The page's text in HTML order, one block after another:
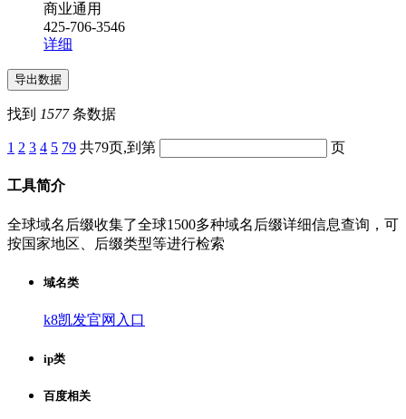
商业通用
425-706-3546
详细
找到 1577条数据
1 2 3 4 5 79 共79页,到第 页
工具简介
全球域名后缀收集了全球1500多种域名后缀详细信息查询，可
按国家地区、后缀类型等进行检索
域名类
k8凯发官网入口
ip类
百度相关